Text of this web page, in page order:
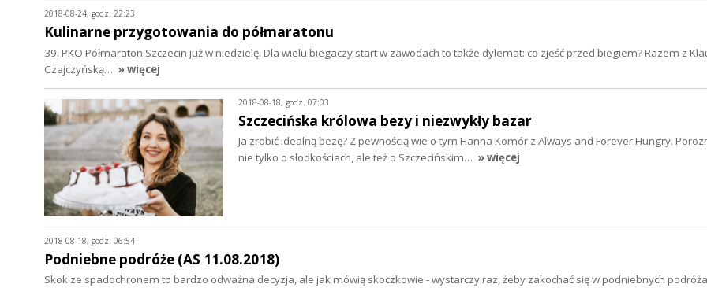
2018-08-24, godz. 22:23
Kulinarne przygotowania do półmaratonu
39. PKO Półmaraton Szczecin już w niedzielę. Dla wielu biegaczy start w zawodach to także dylemat: co zjeść przed biegiem? Razem z
Czajczyńską… » więcej
2018-08-18, godz. 07:03
Szczecińska królowa bezy i niezwykły bazar
Ja zrobić idealną bezę? Z pewnością wie o tym Hanna Komór z Always and Forever Hungry.
nie tylko o słodkościach, ale też o Szczecińskim… » więcej
2018-08-18, godz. 06:54
Podniebne podróże (AS 11.08.2018)
Skok ze spadochronem to bardzo odważna decyzja, ale jak mówią skoczkowie - wystarczy raz, żeby zakochać się w podniebnych